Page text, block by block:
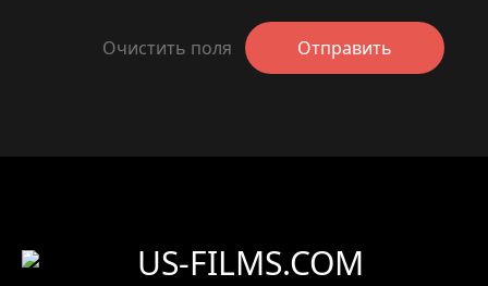
Очистить поля Отправить
US-FILMS.COM